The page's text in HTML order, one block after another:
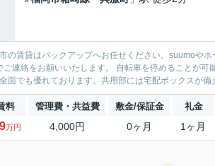
の賃貸はバックアップへお任せください。suumoや
連絡をお願いいたします。 自転車を停めることが
面でも優れております。共用部には宅配ボックスが
料 管理費・共益費 敷金/保証金 礼金
万円 4,000円 0ヶ月 1ヶ月